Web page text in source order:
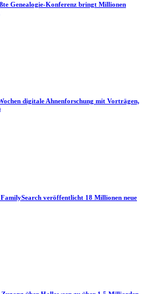
Genealogie-Konferenz bringt Millionen
digitale Ahnenforschung mit Vorträgen,
veröffentlicht 18 Millionen neue